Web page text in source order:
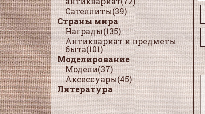
Сателлиты(39)
Страны мира
Награды(135)
Антиквариат и предметы
быта(101)
Моделирование
Модели(37)
Аксессуары(45)
Литература